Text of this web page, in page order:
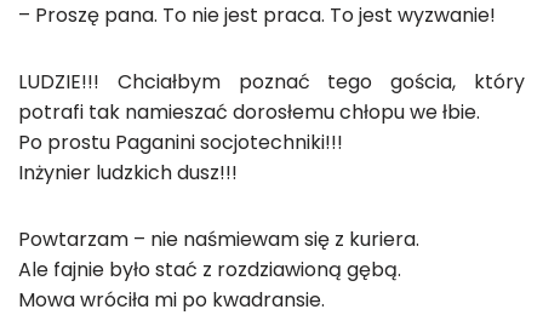
– Proszę pana. To nie jest praca. To jest wyzwanie!
LUDZIE!!! Chciałbym poznać tego gościa, który
potrafi tak namieszać dorosłemu chłopu we łbie.
Po prostu Paganini socjotechniki!!!
Inżynier ludzkich dusz!!!
Powtarzam – nie naśmiewam się z kuriera.
Ale fajnie było stać z rozdziawioną gębą.
Mowa wróciła mi po kwadransie.